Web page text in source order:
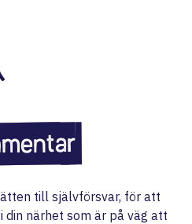
till självförsvar, för att
din närhet som är på väg att